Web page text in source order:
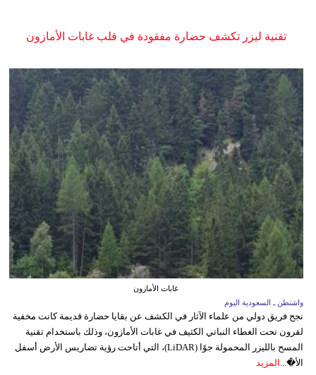
تقنية ليزر تكشف حضارة مفقودة في قلب غابات الأمازون
غابات الأمازون
واشنطن ـ السعودية اليوم
نجح فريق دولي من علماء الآثار في الكشف عن بقايا حضارة قديمة كانت مخفية
لقرون تحت الغطاء النباتي الكثيف في غابات الأمازون، وذلك باستخدام تقنية
المسح بالليزر المحمولة جوًا (LiDAR)، التي أتاحت رؤية تضاريس الأرض أسفل
الأ�... المزيد